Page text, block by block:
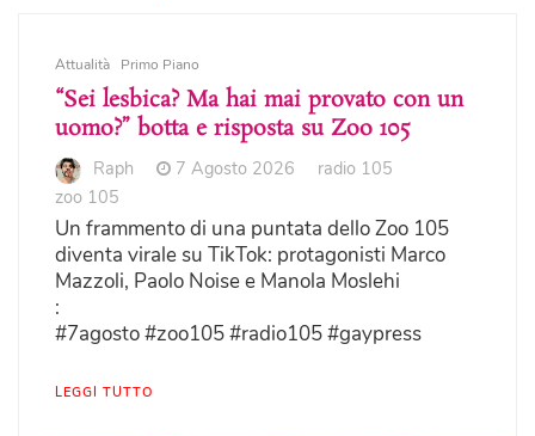
Attualità Primo Piano
“Sei lesbica? Ma hai mai provato con un
uomo?” botta e risposta su Zoo 105
Raph 7 Agosto 2026
radio 105
zoo 105
Un frammento di una puntata dello Zoo 105
diventa virale su TikTok: protagonisti Marco
Mazzoli, Paolo Noise e Manola Moslehi
:
#7agosto #zoo105 #radio105 #gaypress
LEGGI TUTTO